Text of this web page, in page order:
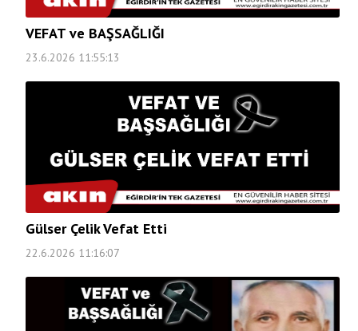
VEFAT ve BAŞSAĞLIĞI
23.6.2026 11:55:13
Gülser Çelik Vefat Etti
22.6.2026 11:16:07